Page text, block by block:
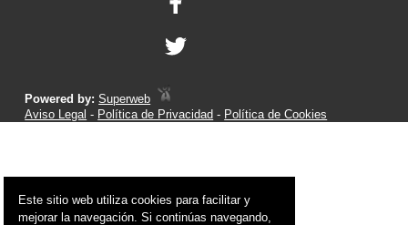
Powered by:Superweb
Aviso Legal - Política de Privacidad - Política de Cookies
Este sitio web utiliza cookies para facilitar y
mejorar la navegación. Si continúas navegando,